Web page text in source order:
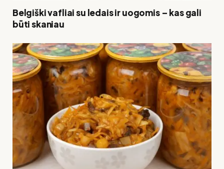
Belgiški vafliai su ledais ir uogomis – kas gali
būti skaniau